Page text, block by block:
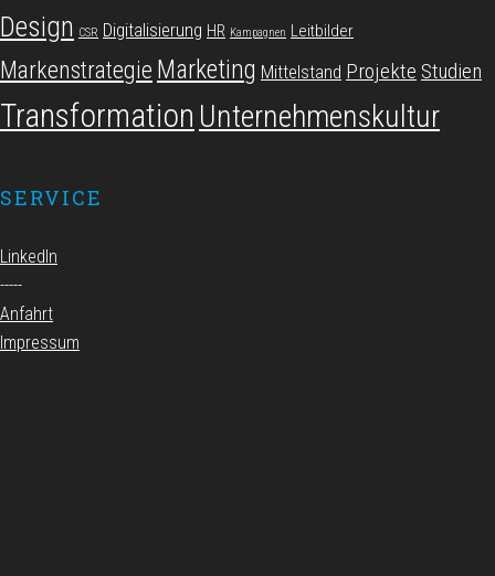
Design CSR Digitalisierung HR Kampagnen Leitbilder
Markenstrategie Marketing Mittelstand Projekte Studien
Transformation Unternehmenskultur
SERVICE
LinkedIn
-----
Anfahrt
Impressum